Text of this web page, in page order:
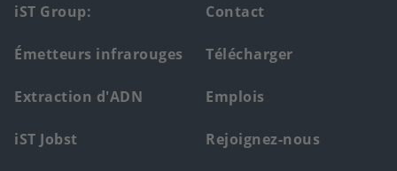
Footer
main
menu
iST Group:
Émetteurs infrarouges
Extraction d'ADN
iST Jobst
Contact
Télécharger
Emplois
Rejoignez-nous